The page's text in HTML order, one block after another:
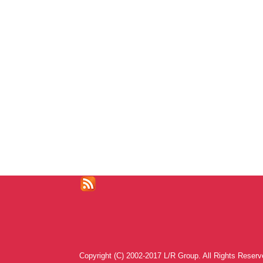
Copyright (C) 2002-2017 L/R Group. All Rights